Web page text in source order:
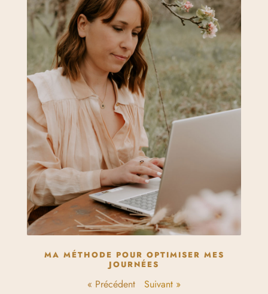
MA MÉTHODE POUR OPTIMISER MES
JOURNÉES
« Précédent Suivant »